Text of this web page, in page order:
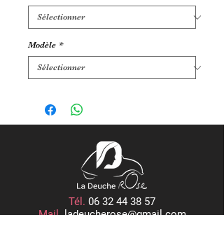
Modèle *
Tél. 06 32 44 38 57
Mail.ladeucherose@gmail.com